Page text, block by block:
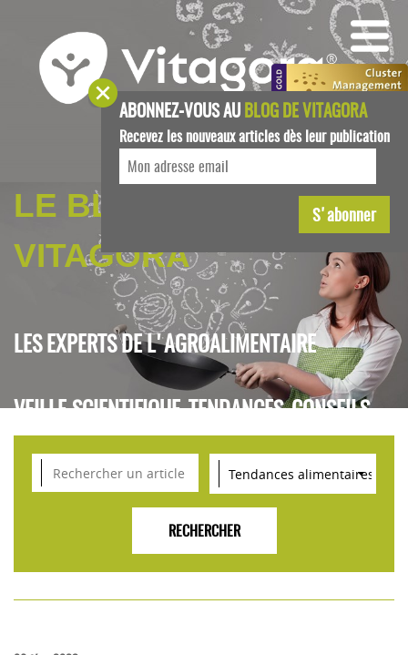
LE BLOG DE
VITAGORA
LES EXPERTS DE L'AGROALIMENTAIRE
VEILLE SCIENTIFIQUE, TENDANCES, CONSEILS
POUR L'INNOVATION AGROALIMENTAIRE
ABONNEZ-VOUS AUBLOG DE VITAGORA
Recevez les nouveaux articles dès leur publication